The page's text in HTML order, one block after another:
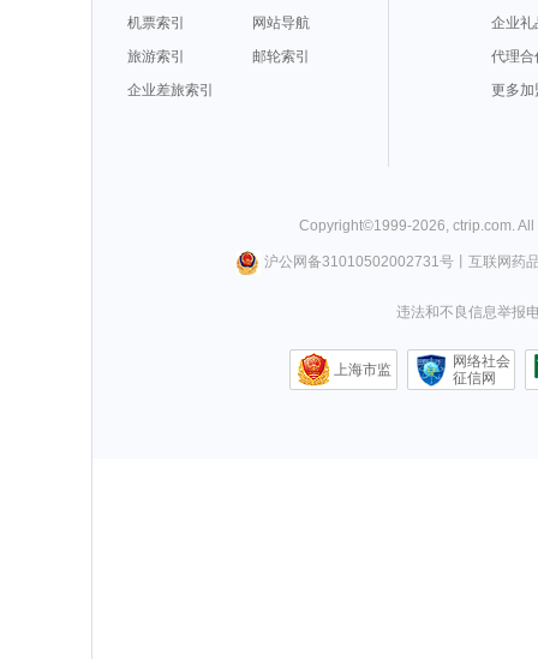
机票索引
网站导航
旅游索引
邮轮索引
企业差旅索引
企业礼
代理合
更多加
Copyright©1999-2026, ctrip.com.
沪公网备31010502002731号丨 互联网药
违法和不良信息举报
上海市监
网络社会
征信网